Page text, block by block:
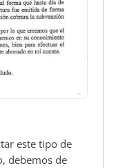
este tipo de
debemos de